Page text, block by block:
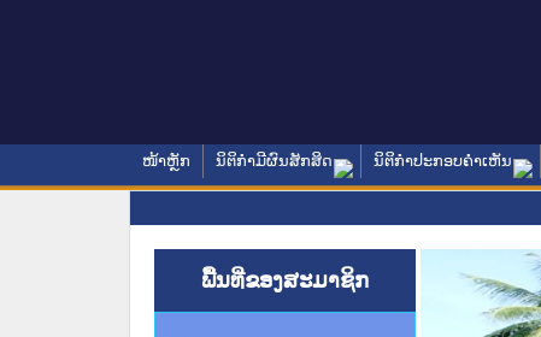
ໜ້າຫຼັກ ນິຕິກໍາມີຜົນສັກສິດ ນິຕິກໍາປະກອບຄໍາເຫັນ
ພື້ນທີ່ຂອງສະມາຊິກ